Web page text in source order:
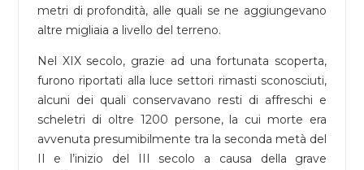
metri di profondità, alle quali se ne aggiungevano
altre migliaia a livello del terreno.
Nel XIX secolo, grazie ad una fortunata scoperta,
furono riportati alla luce settori rimasti sconosciuti,
alcuni dei quali conservavano resti di affreschi e
scheletri di oltre 1200 persone, la cui morte era
avvenuta presumibilmente tra la seconda metà del
II e l’inizio del III secolo a causa della grave